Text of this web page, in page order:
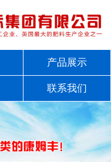
产品展示
联系我们